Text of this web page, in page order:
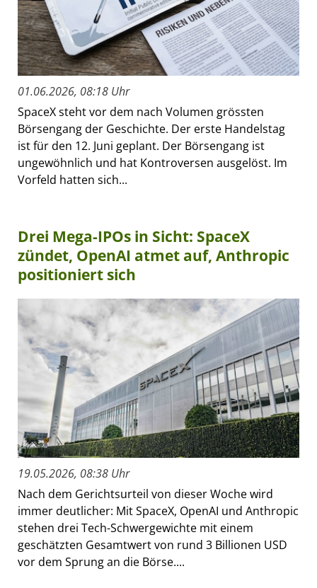
01.06.2026, 08:18 Uhr
SpaceX steht vor dem nach Volumen grössten
Börsengang der Geschichte. Der erste Handelstag
ist für den 12. Juni geplant. Der Börsengang ist
ungewöhnlich und hat Kontroversen ausgelöst. Im
Vorfeld hatten sich...
Drei Mega-IPOs in Sicht: SpaceX
zündet, OpenAI atmet auf, Anthropic
positioniert sich
19.05.2026, 08:38 Uhr
Nach dem Gerichtsurteil von dieser Woche wird
immer deutlicher: Mit SpaceX, OpenAI und Anthropic
stehen drei Tech-Schwergewichte mit einem
geschätzten Gesamtwert von rund 3 Billionen USD
vor dem Sprung an die Börse....